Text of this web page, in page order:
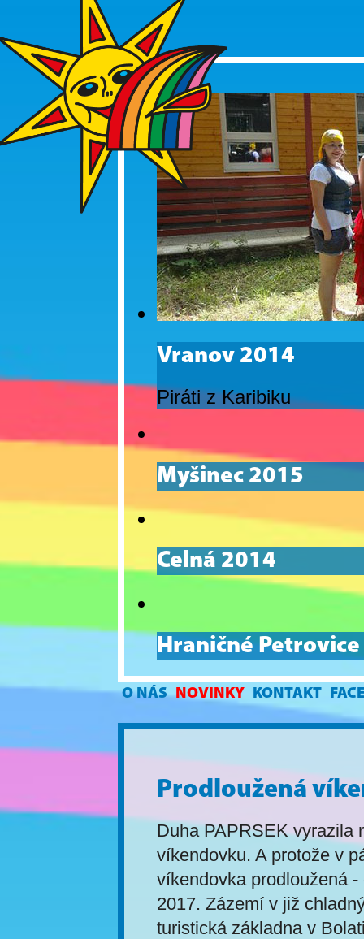
Vranov 2014
Piráti z Karibiku
Myšinec 2015
Celná 2014
Hraničné
O NÁS NOVINKY KONTAKT
Prodloužená
Duha PAPRSEK vyrazila
víkendovku. A protože v
víkendovka prodloužená
2017. Zázemí v již
turistická základna v